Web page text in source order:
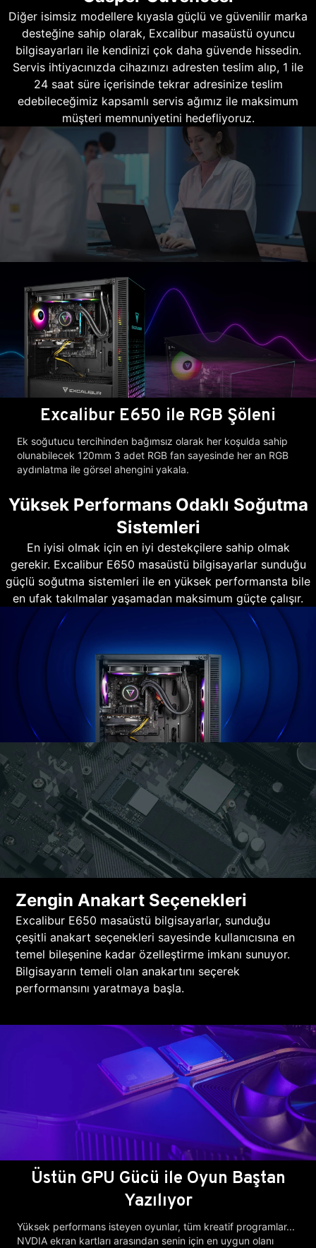
Diğer isimsiz modellere kıyasla güçlü ve güvenilir marka
desteğine sahip olarak, Excalibur masaüstü oyuncu
bilgisayarları ile kendinizi çok daha güvende hissedin.
Servis ihtiyacınızda cihazınızı adresten teslim alıp, 1 ile
24 saat süre içerisinde tekrar adresinize teslim
edebileceğimiz kapsamlı servis ağımız ile maksimum
müşteri memnuniyetini hedefliyoruz.
Excalibur E650 ile RGB Şöleni
Ek soğutucu tercihinden bağımsız olarak her koşulda sahip
olunabilecek 120mm 3 adet RGB fan sayesinde her an RGB
aydınlatma ile görsel ahengini yakala.
Yüksek Performans Odaklı Soğutma
Sistemleri
En iyisi olmak için en iyi destekçilere sahip olmak
gerekir. Excalibur E650 masaüstü bilgisayarlar sunduğu
güçlü soğutma sistemleri ile en yüksek performansta bile
en ufak takılmalar yaşamadan maksimum güçte çalışır.
Zengin Anakart Seçenekleri
Excalibur E650 masaüstü bilgisayarlar, sunduğu
çeşitli anakart seçenekleri sayesinde kullanıcısına en
temel bileşenine kadar özelleştirme imkanı sunuyor.
Bilgisayarın temeli olan anakartını seçerek
performansını yaratmaya başla.
Üstün GPU Gücü ile Oyun Baştan
Yazılıyor
Yüksek performans isteyen oyunlar, tüm kreatif programlar...
NVDIA ekran kartları arasından senin için en uygun olanı